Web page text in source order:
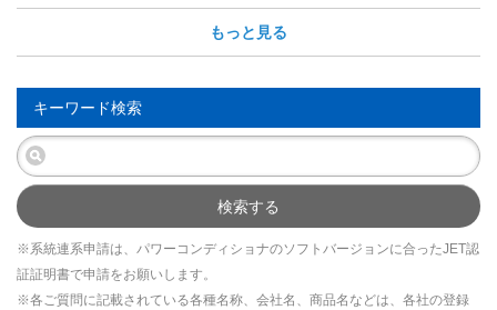
もっと見る
キーワード検索
検索する
※系統連系申請は、パワーコンディショナのソフトバージョンに合ったJET認
証証明書で申請をお願いします。
※各ご質問に記載されている各種名称、会社名、商品名などは、各社の登録